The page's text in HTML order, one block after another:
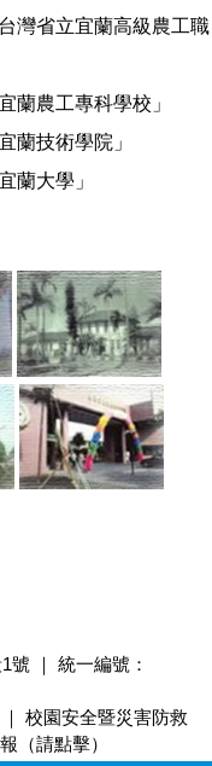
灣省立宜蘭高級農工職
蘭農工專科學校」
蘭技術學院」
蘭大學」
號 ｜ 統一編號：
校園安全暨災害防救
（請點擊）